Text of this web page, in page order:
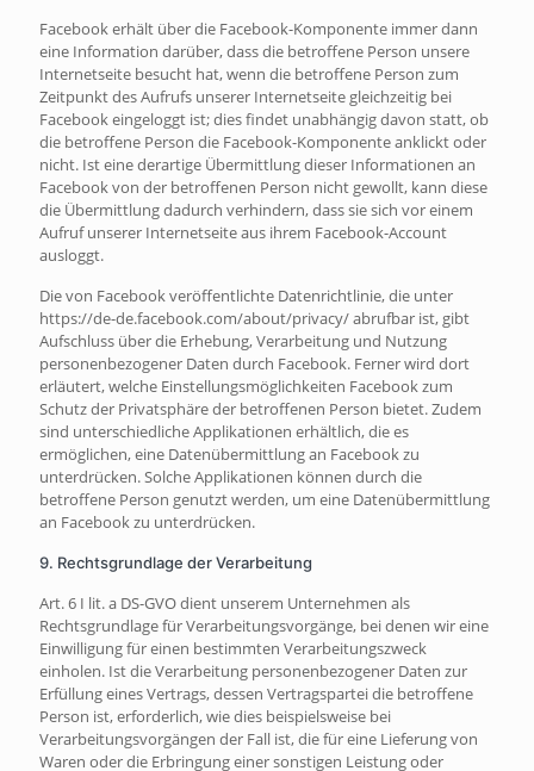
Facebook erhält über die Facebook-Komponente immer dann
eine Information darüber, dass die betroffene Person unsere
Internetseite besucht hat, wenn die betroffene Person zum
Zeitpunkt des Aufrufs unserer Internetseite gleichzeitig bei
Facebook eingeloggt ist; dies findet unabhängig davon statt, ob
die betroffene Person die Facebook-Komponente anklickt oder
nicht. Ist eine derartige Übermittlung dieser Informationen an
Facebook von der betroffenen Person nicht gewollt, kann diese
die Übermittlung dadurch verhindern, dass sie sich vor einem
Aufruf unserer Internetseite aus ihrem Facebook-Account
ausloggt.
Die von Facebook veröffentlichte Datenrichtlinie, die unter
https://de-de.facebook.com/about/privacy/ abrufbar ist, gibt
Aufschluss über die Erhebung, Verarbeitung und Nutzung
personenbezogener Daten durch Facebook. Ferner wird dort
erläutert, welche Einstellungsmöglichkeiten Facebook zum
Schutz der Privatsphäre der betroffenen Person bietet. Zudem
sind unterschiedliche Applikationen erhältlich, die es
ermöglichen, eine Datenübermittlung an Facebook zu
unterdrücken. Solche Applikationen können durch die
betroffene Person genutzt werden, um eine Datenübermittlung
an Facebook zu unterdrücken.
9. Rechtsgrundlage der Verarbeitung
Art. 6 I lit. a DS-GVO dient unserem Unternehmen als
Rechtsgrundlage für Verarbeitungsvorgänge, bei denen wir eine
Einwilligung für einen bestimmten Verarbeitungszweck
einholen. Ist die Verarbeitung personenbezogener Daten zur
Erfüllung eines Vertrags, dessen Vertragspartei die betroffene
Person ist, erforderlich, wie dies beispielsweise bei
Verarbeitungsvorgängen der Fall ist, die für eine Lieferung von
Waren oder die Erbringung einer sonstigen Leistung oder